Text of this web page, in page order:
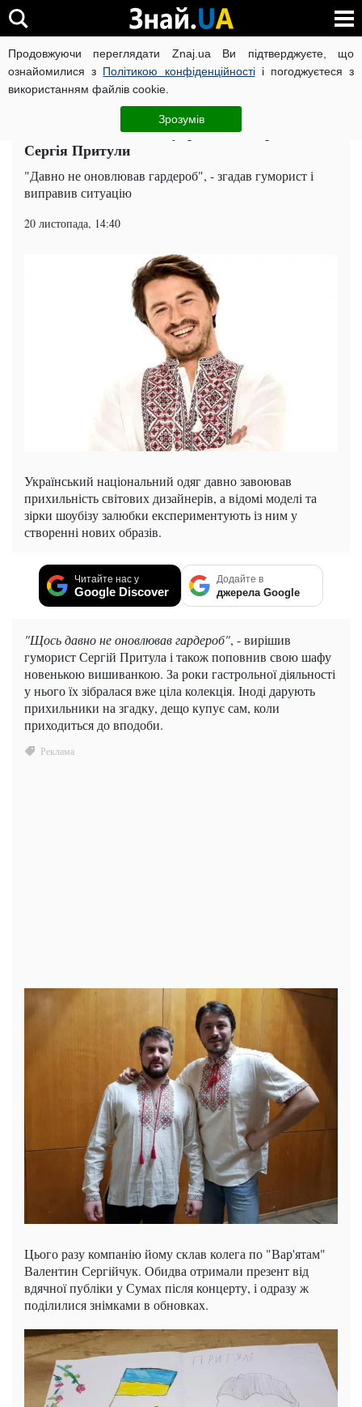
Продовжуючи переглядати Znaj.ua Ви підтверджуєте, що
ознайомилися з Політикою конфіденційностіі погоджуєтеся з
використанням файлів cookie.
Зрозумів
ВІЙНА РОСІЇ ПРОТИ УКРАЇНИ КОРОНАВІРУС В УКРАЇНІ
Шоу-бізнес ЧИТАТЬ НА РУССКОМ
Колекція вишиванок: український тренд від
Сергія Притули
"Давно не оновлював гардероб", - згадав гуморист і
виправив ситуацію
20 листопада, 14:40
Український національний одяг давно завоював
прихильність світових дизайнерів, а відомі моделі та
зірки шоубізу залюбки експериментують із ним у
створенні нових образів.
Читайте нас у
Google Discover
Додайте в
джерела Google
"Щось давно не оновлював гардероб", - вирішив
гуморист Сергій Притула і також поповнив свою шафу
новенькою вишиванкою. За роки гастрольної діяльності
у нього їх зібралася вже ціла колекція. Іноді дарують
прихильники на згадку, дещо купує сам, коли
приходиться до вподоби.
Цього разу компанію йому склав колега по "Вар'ятам"
Валентин Сергійчук. Обидва отримали презент від
вдячної публіки у Сумах після концерту, і одразу ж
поділилися знімками в обновках.